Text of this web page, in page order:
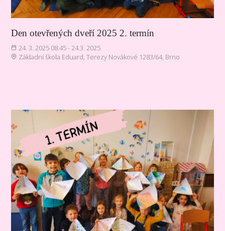
Den otevřených dveří 2025 2. termín
24. 3. 2025 08:45 - 24.3. 2025
Základní škola Eduard, Terezy Novákové 1283/64, Brno